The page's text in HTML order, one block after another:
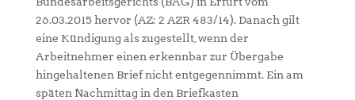
26.03.2015 hervor (AZ: 2 AZR 483/14). Danach gilt
eine Kündigung als zugestellt, wenn der
Arbeitnehmer einen erkennbar zur Übergabe
hingehaltenen Brief nicht entgegennimmt. Ein am
späten Nachmittag in den Briefkasten